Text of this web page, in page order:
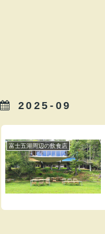
2025-09
富士五湖周辺の飲食店